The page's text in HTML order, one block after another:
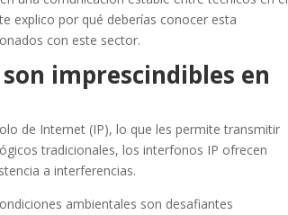
explico por qué deberías conocer esta
con este sector.
imprescindibles en
de Internet (IP), lo que les permite transmitir
tradicionales, los interfonos IP ofrecen
a interferencias.
ambientales son desafiantes